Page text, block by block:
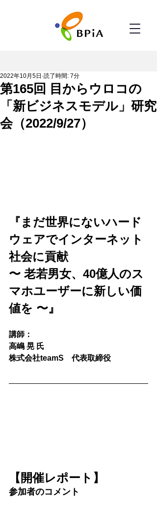
第165回 目からウロコの
「新ビジネスモデル」研究
会（2022/9/27）
2022年10月5日 読了時間: 7分
『まだ世界にないハード
ウェアでインターネット
社会に貢献
〜 老若男女、40億人のス
マホユーザーに新しい価
値を 〜』
講師：
高嶋 晃 氏
株式会社teamS　代表取締役
【開催レポート】
参加者のコメント